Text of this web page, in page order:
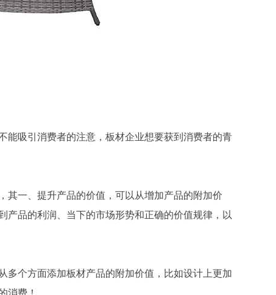
能吸引消费者的注意，板材企业想要获到消费者的青
其一、提升产品的价值，可以从增加产品的附加价
产品的利润、当下的市场形势和正确的价值规律，以
多个方面添加板材产品的附加价值，比如设计上更加
消费！